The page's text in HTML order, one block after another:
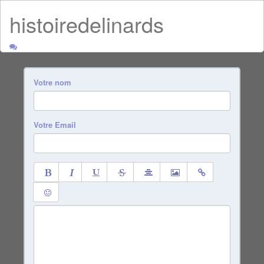
histoiredelinards
Votre nom
Votre Email